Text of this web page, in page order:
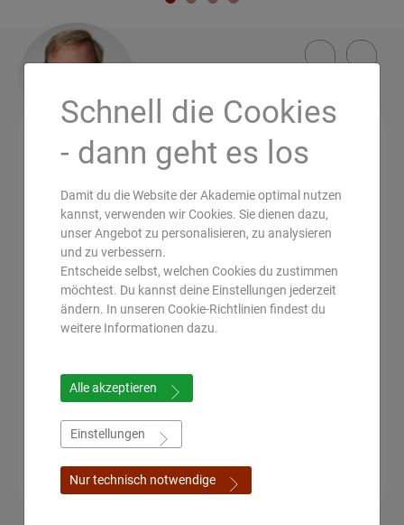
Durch das gewonnene
Wissen über
ayurvedische Ernährung
und Massagen konnte
ich nicht nur meine
erfolgreich behandeln,
ich habe mittlerweile
auch einen Traumberuf
für mich gefunden.
Schnell die Cookies
- dann geht es los
Damit du die Website der Akademie optimal nutzen
kannst, verwenden wir Cookies. Sie dienen dazu,
unser Angebot zu personalisieren, zu analysieren
und zu verbessern.
Entscheide selbst, welchen Cookies du zustimmen
möchtest. Du kannst deine Einstellungen jederzeit
ändern. In unseren Cookie-Richtlinien findest du
weitere Informationen dazu.
Alle akzeptieren
Einstellungen
Nur technisch notwendige